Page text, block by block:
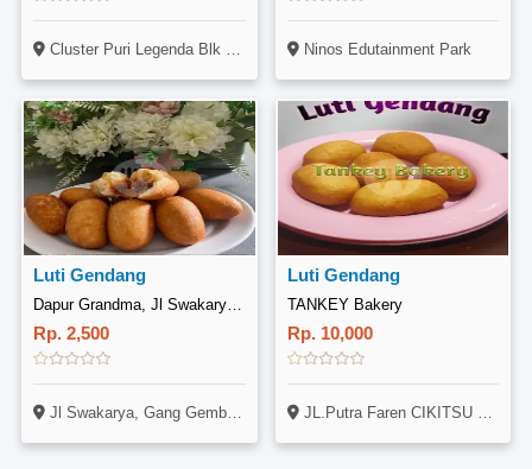
Cluster Puri Legenda Blk B2 No 12b Ninos Edutainment Park
Luti Gendang
Rp. 2,500
Jl Swakarya, Gang Gembira No 98,
Luti Gendang
TANKEY Bakery
Rp. 10,000
JL.Putra Faren CIKITSU Blok A3 NO 10 BATAM CENTER